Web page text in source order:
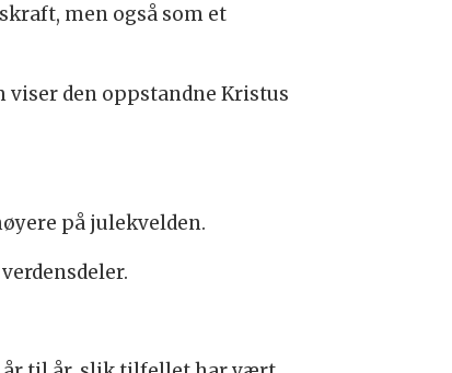
men også som et
den oppstandne Kristus
på julekvelden.